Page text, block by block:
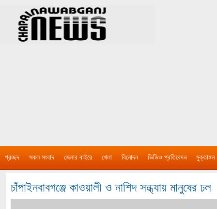
প্রচ্ছদ সকল সংবাদ জেলার বাইরে খেলা বিনোদন ভিডিও প্রতিবেদন মুক্তাঙ্গন
চাঁপাইনবাবগঞ্জে কাওয়ালী ও নাশিদ সন্ধ্যায় মানুষের ঢল